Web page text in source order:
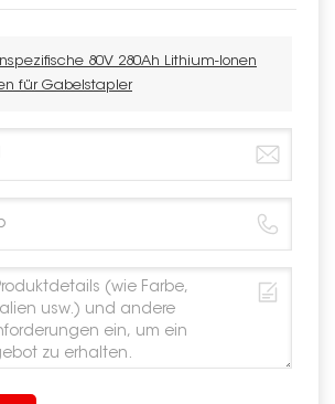
80V 280Ah Lithium-Ionen
für Gabelstapler